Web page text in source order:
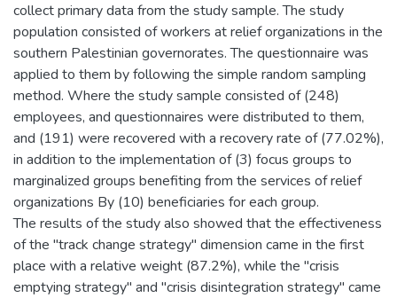
collect primary data from the study sample. The study
population consisted of workers at relief organizations in the
southern Palestinian governorates. The questionnaire was
applied to them by following the simple random sampling
method. Where the study sample consisted of (248)
employees, and questionnaires were distributed to them,
and (191) were recovered with a recovery rate of (77.02%),
in addition to the implementation of (3) focus groups to
marginalized groups benefiting from the services of relief
organizations By (10) beneficiaries for each group.
The results of the study also showed that the effectiveness
of the "track change strategy" dimension came in the first
place with a relative weight (87.2%), while the "crisis
emptying strategy" and "crisis disintegration strategy" came